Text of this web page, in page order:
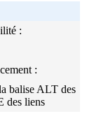
:
:
balise ALT des
des liens